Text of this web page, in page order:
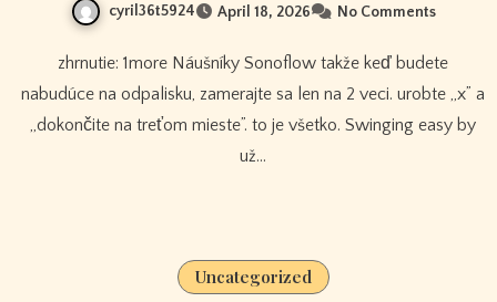
cyril36t5924 April 18, 2026 No Comments
zhrnutie: 1more Náušníky Sonoflow takže keď budete
nabudúce na odpalisku, zamerajte sa len na 2 veci. urobte „x” a
„dokončite na treťom mieste”. to je všetko. Swinging easy by
už…
Uncategorized